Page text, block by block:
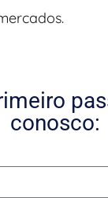
conosco: